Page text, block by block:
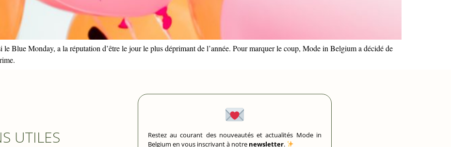
Blue Monday, a la réputation d’être le jour le plus déprimant de l’année. Pour marquer le coup, Mode in Belgium a décidé de
UTILES
Restez au courant des nouveautés et actualités Mode in
Belgium en vous inscrivant à notre newsletter.